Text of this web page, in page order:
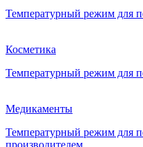
Температурный режим для
Косметика
Температурный режим для
Медикаменты
Температурный режим для
производителем